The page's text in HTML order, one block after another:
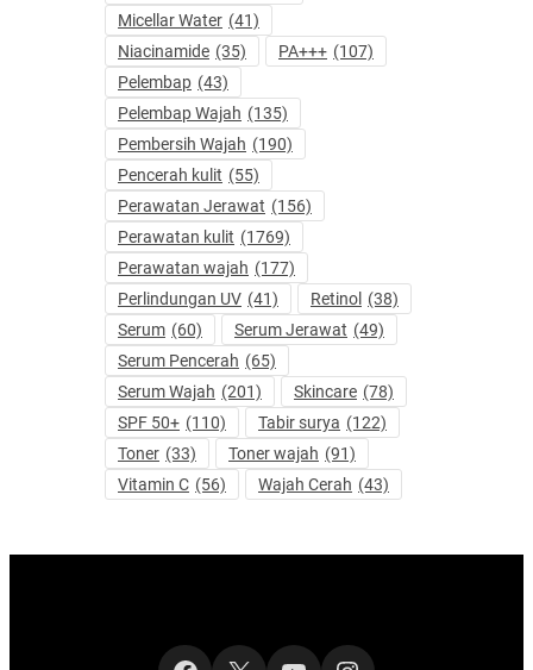
Micellar Water (41)
Niacinamide (35) PA+++ (107)
Pelembap (43)
Pelembap Wajah (135)
Pembersih Wajah (190)
Pencerah kulit (55)
Perawatan Jerawat (156)
Perawatan kulit (1769)
Perawatan wajah (177)
Perlindungan UV (41) Retinol (38)
Serum (60) Serum Jerawat (49)
Serum Pencerah (65)
Serum Wajah (201) Skincare (78)
SPF 50+ (110) Tabir surya (122)
Toner (33) Toner wajah (91)
Vitamin C (56) Wajah Cerah (43)